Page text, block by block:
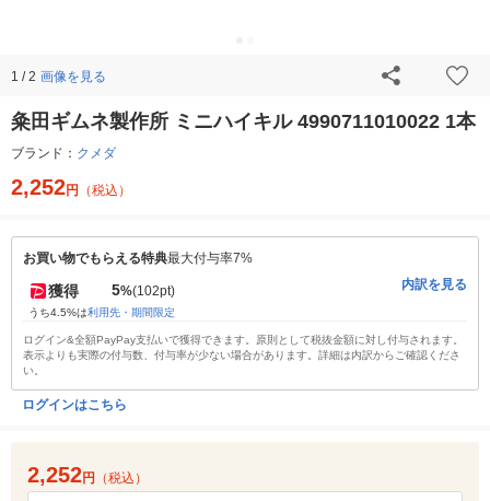
1 / 2 画像を見る
粂田ギムネ製作所 ミニハイキル 4990711010022 1本
ブランド： クメダ
2,252円 （税込）
お買い物でもらえる特典最大付与率7%
獲得 5%(102pt)
うち4.5%は利用先・期間限定
内訳を見る
ログイン&全額PayPay支払いで獲得できます。原則として税抜金額に対し付与されます。
表示よりも実際の付与数、付与率が少ない場合があります。詳細は内訳からご確認くださ
い。
ログインはこちら
2,252円 （税込）